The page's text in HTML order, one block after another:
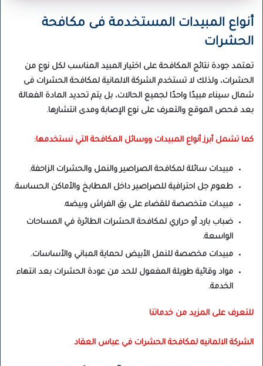
أنواع المبيدات المستخدمة فى مكافحة
الحشرات
تعتمد جودة نتائج المكافحة على اختيار المبيد المناسب لكل نوع من
الحشرات، ولذلك لا تستخدم الشركة الالمانية لمكافحة الحشرات فى
شمال سيناء مبيدًا واحدًا لجميع الحالات، بل يتم تحديد المادة الفعالة
بعد فحص الموقع والتعرف على نوع الإصابة ومدى انتشارها.
كما تشمل أبرز أنواع المبيدات ووسائل المكافحة التي نستخدمها:
مبيدات سائلة لمكافحة الصراصير والنمل والحشرات الزاحفة.
طعوم جل احترافية للصراصير داخل المطابخ والأماكن الحساسة.
مبيدات متخصصة للقضاء على بق الفراش وبيضه.
ضباب بارد أو حراري لمكافحة الحشرات الطائرة في المساحات
الواسعة.
مبيدات مخصصة للنمل الأبيض لحماية المباني والأساسات.
مواد وقائية طويلة المفعول للحد من عودة الحشرات بعد انتهاء
الخدمة.
للتعرف على المزيد من خدماتنا
الشركة الالمانيه لمكافحة الحشرات في عباس العقاد